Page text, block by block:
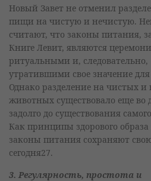
Новый Завет не отменил
пищи на чистую и нечистую.
считают, что законы питания,
Книге Левит, являются
ритуальными и, следовательно,
утратившими свое значение
Однако разделение на чистых и
животных существовало еще во
задолго до существования
Как принципы здорового
законы питания сохраняют
сегодня27.
3. Регулярность, простота и